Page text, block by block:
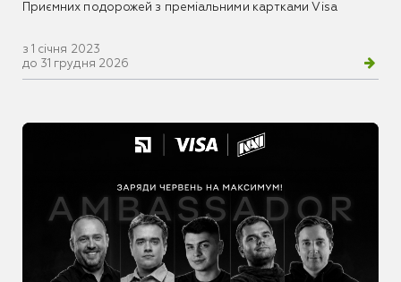
Приємних подорожей з преміальними картками Visa
з 1 січня 2023
до 31 грудня 2026